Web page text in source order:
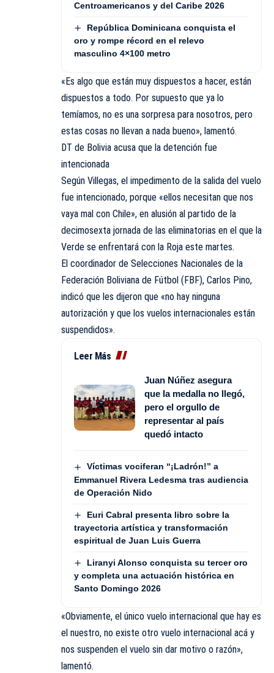
Centroamericanos y del Caribe 2026
República Dominicana conquista el
oro y rompe récord en el relevo
masculino 4×100 metro
«Es algo que están muy dispuestos a hacer, están
dispuestos a todo. Por supuesto que ya lo
temíamos, no es una sorpresa para nosotros, pero
estas cosas no llevan a nada bueno», lamentó.
DT de Bolivia acusa que la detención fue
intencionada
Según Villegas, el impedimento de la salida del vuelo
fue intencionado, porque «ellos necesitan que nos
vaya mal con Chile», en alusión al partido de la
decimosexta jornada de las eliminatorias en el que la
Verde se enfrentará con la Roja este martes.
El coordinador de Selecciones Nacionales de la
Federación Boliviana de Fútbol (FBF), Carlos Pino,
indicó que les dijeron que «no hay ninguna
autorización y que los vuelos internacionales están
suspendidos».
Leer Más
Juan Núñez asegura
que la medalla no llegó,
pero el orgullo de
representar al país
quedó intacto
Víctimas vociferan “¡Ladrón!” a
Emmanuel Rivera Ledesma tras audiencia
de Operación Nido
Euri Cabral presenta libro sobre la
trayectoria artística y transformación
espiritual de Juan Luis Guerra
Liranyi Alonso conquista su tercer oro
y completa una actuación histórica en
Santo Domingo 2026
«Obviamente, el único vuelo internacional que hay es
el nuestro, no existe otro vuelo internacional acá y
nos suspenden el vuelo sin dar motivo o razón»,
lamentó.